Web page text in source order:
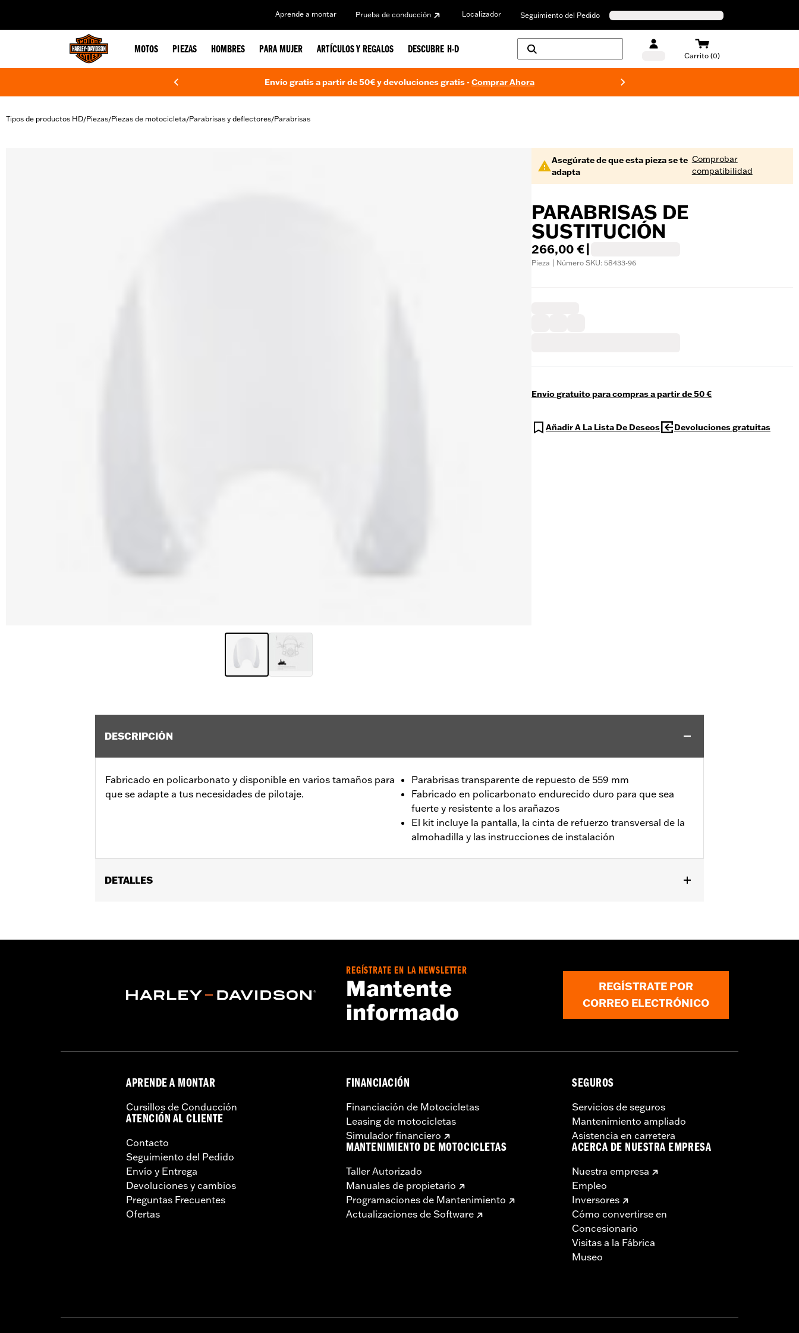
Aprende a montar Prueba de conducción Localizador Seguimiento del Pedido
MOTOS PIEZAS HOMBRES PARA MUJER ARTÍCULOS Y REGALOS DESCUBRE H-D
Carrito (0)
Envío gratis a partir de 50€ y devoluciones gratis -Comprar Ahora
Tipos de productos HD/Piezas/Piezas de motocicleta/Parabrisas y deflectores/Parabrisas
Asegúrate de que esta pieza se te
adapta
Comprobar
compatibilidad
PARABRISAS DE
SUSTITUCIÓN
266,00 €
Pieza | Número SKU: 58433-96
Envío gratuito para compras a partir de 50 €
Añadir A La Lista De Deseos Devoluciones gratuitas
DESCRIPCIÓN
Fabricado en policarbonato y disponible en varios tamaños para
que se adapte a tus necesidades de pilotaje.
Parabrisas transparente de repuesto de 559 mm
Fabricado en policarbonato endurecido duro para que sea
fuerte y resistente a los arañazos
El kit incluye la pantalla, la cinta de refuerzo transversal de la
almohadilla y las instrucciones de instalación
DETALLES
Se vende por unidades:Cada una
Pantalla, cinta de refuerzo transversal e instrucciones
Unidad de medida de la anchura del material:Pulgadas
Unidad de medida de la altura del parabrisas por encima del faro: Pulgadas
Unidad de medida de la altura total del parabrisas:Pulgadas
REGÍSTRATE EN LA NEWSLETTER
Mantente
informado
REGÍSTRATE POR
CORREO ELECTRÓNICO
APRENDE A MONTAR
Cursillos de Conducción
ATENCIÓN AL CLIENTE
Contacto
Seguimiento del Pedido
Envío y Entrega
Devoluciones y cambios
Preguntas Frecuentes
Ofertas
FINANCIACIÓN
Financiación de Motocicletas
Leasing de motocicletas
Simulador financiero
MANTENIMIENTO DE MOTOCICLETAS
Taller Autorizado
Manuales de propietario
Programaciones de Mantenimiento
Actualizaciones de Software
SEGUROS
Servicios de seguros
Mantenimiento ampliado
Asistencia en carretera
ACERCA DE NUESTRA EMPRESA
Nuestra empresa
Empleo
Inversores
Cómo convertirse en
Concesionario
Visitas a la Fábrica
Museo